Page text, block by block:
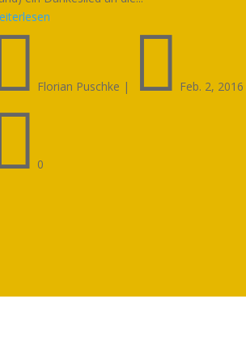
Florian Puschke |  Feb. 2, 2016
0